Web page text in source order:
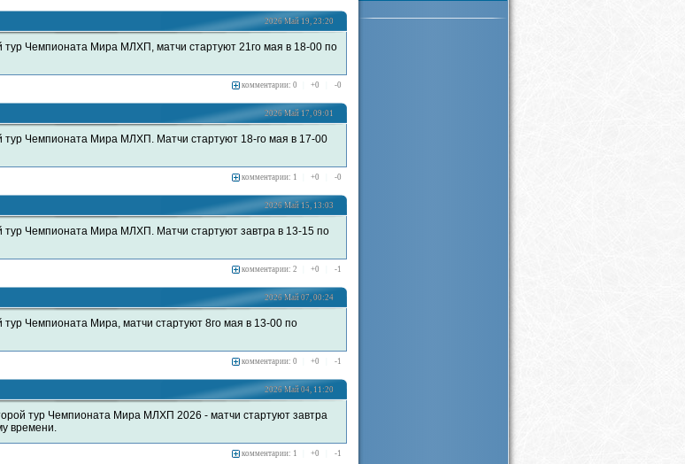
2026 Май 19, 23:20
тур Чемпионата Мира МЛХП, матчи стартуют 21го мая в 18-00 по
комментарии: 0 +0 -0
2026 Май 17, 09:01
тур Чемпионата Мира МЛХП. Матчи стартуют 18-го мая в 17-00
комментарии: 1 +0 -0
2026 Май 15, 13:03
тур Чемпионата Мира МЛХП. Матчи стартуют завтра в 13-15 по
комментарии: 2 +0 -1
2026 Май 07, 00:24
Чемпионата Мира, матчи стартуют 8го мая в 13-00 по
комментарии: 0 +0 -1
2026 Май 04, 11:20
тур Чемпионата Мира МЛХП 2026 - матчи стартуют завтра
времени.
комментарии: 1 +0 -1